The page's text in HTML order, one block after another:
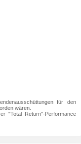
für den
wären.
"Total Return"-Performance